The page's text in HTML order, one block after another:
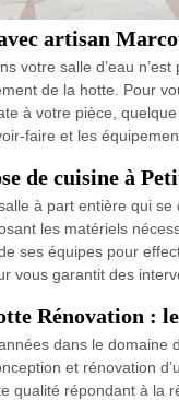
artisan
votre salle d’eau
de la hotte. Pour
à votre pièce,
faire et les
de cuisine à
à part entière qui
les matériels
ses équipes pour
vous garantit des
Rénovation :
dans le domaine
et rénovation
qualité répondant à la